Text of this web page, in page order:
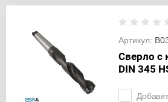
Артикул:
Сверло с
DIN 345